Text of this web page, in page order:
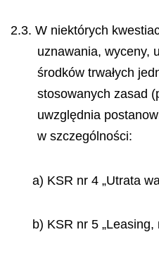
2.3. W niektórych
uznawania, wyceny,
środków trwałych
stosowanych zasad
uwzględnia
w szczególności:
a) KSR nr 4 „Utrata
b) KSR nr 5 „Leasing,